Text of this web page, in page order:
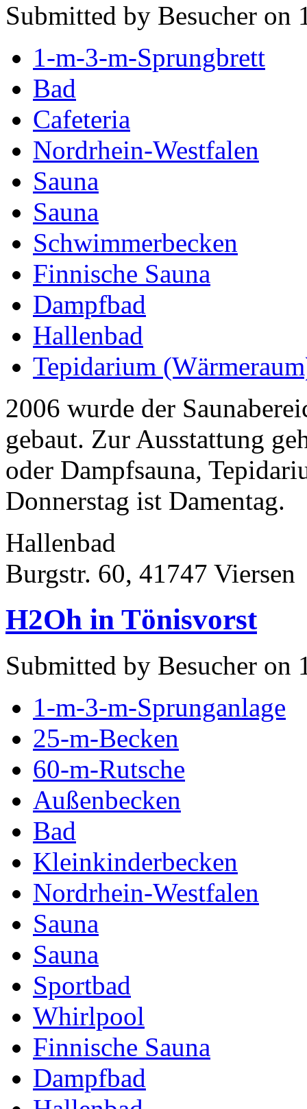
Submitted by Besucher on
1-m-3-m-Sprungbrett
Bad
Cafeteria
Nordrhein-Westfalen
Sauna
Sauna
Schwimmerbecken
Finnische Sauna
Dampfbad
Hallenbad
Tepidarium
2006 wurde der
gebaut. Zur Ausstattung
oder Dampfsauna,
Donnerstag ist Damentag.
Hallenbad
Burgstr. 60, 41747 Viersen
H2Oh in Tönisvorst
Submitted by Besucher on
1-m-3-m-Sprunganlage
25-m-Becken
60-m-Rutsche
Außenbecken
Bad
Kleinkinderbecken
Nordrhein-Westfalen
Sauna
Sauna
Sportbad
Whirlpool
Finnische Sauna
Dampfbad